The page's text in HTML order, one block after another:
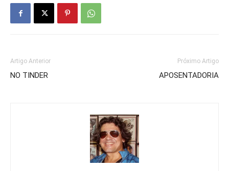
Artigo Anterior
NO TINDER
Próximo Artigo
APOSENTADORIA